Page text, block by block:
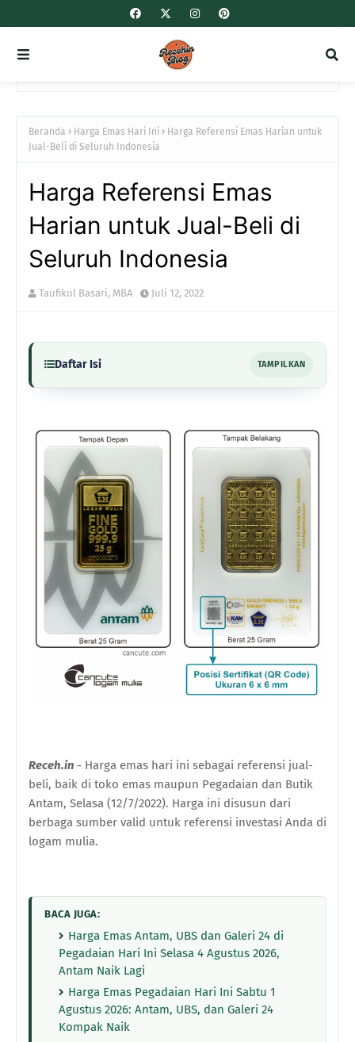
Beranda Harga Emas Hari Ini
Harga Referensi Emas Harian untuk
Jual-Beli di Seluruh Indonesia
Harga Referensi Emas
Harian untuk Jual-Beli di
Seluruh Indonesia
Taufikul Basari, MBA Juli 12, 2022
Daftar Isi TAMPILKAN
Receh.in - Harga emas hari ini sebagai referensi jual-
beli, baik di toko emas maupun Pegadaian dan Butik
Antam, Selasa (12/7/2022). Harga ini disusun dari
berbaga sumber valid untuk referensi investasi Anda di
logam mulia.
BACA JUGA:
Harga Emas Antam, UBS dan Galeri 24 di
Pegadaian Hari Ini Selasa 4 Agustus 2026,
Antam Naik Lagi
Harga Emas Pegadaian Hari Ini Sabtu 1
Agustus 2026: Antam, UBS, dan Galeri 24
Kompak Naik